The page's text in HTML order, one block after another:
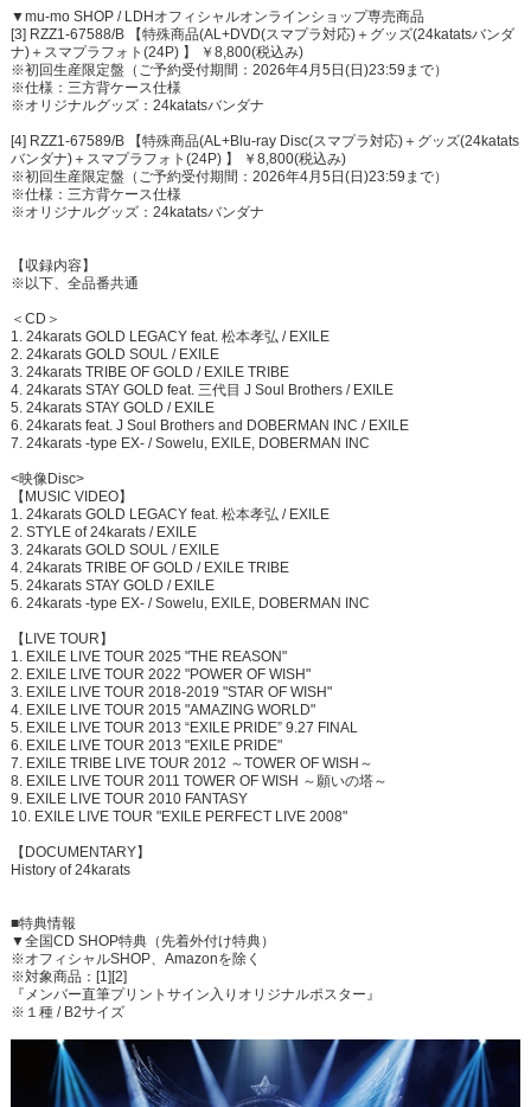
▼mu-mo SHOP / LDHオフィシャルオンラインショップ専売商品
[3] RZZ1-67588/B 【特殊商品(AL+DVD(スマプラ対応)＋グッズ(24katatsバンダ
ナ)＋スマプラフォト(24P) 】 ￥8,800(税込み)
※初回生産限定盤（ご予約受付期間：2026年4月5日(日)23:59まで）
※仕様：三方背ケース仕様
※オリジナルグッズ：24katatsバンダナ
[4] RZZ1-67589/B 【特殊商品(AL+Blu-ray Disc(スマプラ対応)＋グッズ(24katats
バンダナ)＋スマプラフォト(24P) 】 ￥8,800(税込み)
※初回生産限定盤（ご予約受付期間：2026年4月5日(日)23:59まで）
※仕様：三方背ケース仕様
※オリジナルグッズ：24katatsバンダナ
【収録内容】
※以下、全品番共通
＜CD＞
1. 24karats GOLD LEGACY feat. 松本孝弘 / EXILE
2. 24karats GOLD SOUL / EXILE
3. 24karats TRIBE OF GOLD / EXILE TRIBE
4. 24karats STAY GOLD feat. 三代目 J Soul Brothers / EXILE
5. 24karats STAY GOLD / EXILE
6. 24karats feat. J Soul Brothers and DOBERMAN INC / EXILE
7. 24karats -type EX- / Sowelu, EXILE, DOBERMAN INC
<映像Disc>
【MUSIC VIDEO】
1. 24karats GOLD LEGACY feat. 松本孝弘 / EXILE
2. STYLE of 24karats / EXILE
3. 24karats GOLD SOUL / EXILE
4. 24karats TRIBE OF GOLD / EXILE TRIBE
5. 24karats STAY GOLD / EXILE
6. 24karats -type EX- / Sowelu, EXILE, DOBERMAN INC
【LIVE TOUR】
1. EXILE LIVE TOUR 2025 "THE REASON"
2. EXILE LIVE TOUR 2022 "POWER OF WISH"
3. EXILE LIVE TOUR 2018-2019 "STAR OF WISH"
4. EXILE LIVE TOUR 2015 "AMAZING WORLD"
5. EXILE LIVE TOUR 2013 “EXILE PRIDE” 9.27 FINAL
6. EXILE LIVE TOUR 2013 "EXILE PRIDE"
7. EXILE TRIBE LIVE TOUR 2012 ～TOWER OF WISH～
8. EXILE LIVE TOUR 2011 TOWER OF WISH ～願いの塔～
9. EXILE LIVE TOUR 2010 FANTASY
10. EXILE LIVE TOUR "EXILE PERFECT LIVE 2008"
【DOCUMENTARY】
History of 24karats
■特典情報
▼全国CD SHOP特典（先着外付け特典）
※オフィシャルSHOP、Amazonを除く
※対象商品：[1][2]
『メンバー直筆プリントサイン入りオリジナルポスター』
※１種 / B2サイズ